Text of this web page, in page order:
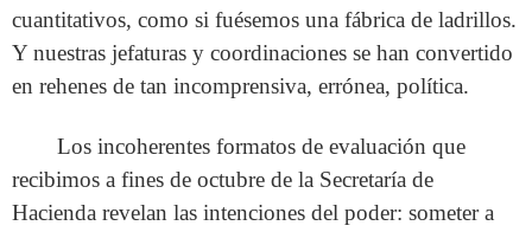
cuantitativos, como si fuésemos una fábrica de ladrillos.
Y nuestras jefaturas y coordinaciones se han convertido
en rehenes de tan incomprensiva, errónea, política.
Los incoherentes formatos de evaluación que
recibimos a fines de octubre de la Secretaría de
Hacienda revelan las intenciones del poder: someter a